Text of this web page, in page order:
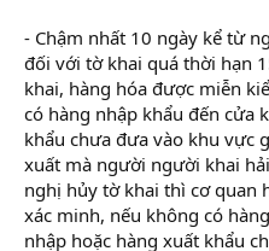
- Chậm nhất 10 ngày kể từ
đối với tờ khai quá thời hạn
khai, hàng hóa được miễn
có hàng nhập khẩu đến cửa
khẩu chưa đưa vào khu vực
xuất mà người người khai
nghị hủy tờ khai thì cơ quan
xác minh, nếu không có
nhập hoặc hàng xuất khẩu